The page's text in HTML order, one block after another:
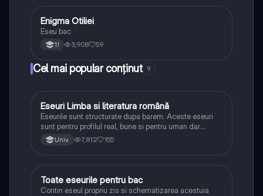
Limba și literatura română
Enigma Otiliei
Eseu bac
11 3,908 59
Cel mai popular conținut 9
Limba și literatura română
Eseuri Limba si literatura română
Eseurile sunt structurate dupa barem. Aceste eseuri
sunt pentru profilul real, bune si pentru uman dar
lipsesc relatiile dintre personaje si caracrerizarile.
Univ. 7,812 155
Limba și literatura română
Toate eseurile pentru bac
Contin eseul propriu zis si schematizarea acestuia